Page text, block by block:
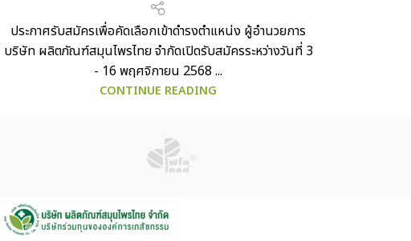
ประกาศรับสมัครเพื่อคัดเลือกเข้าดำรงตำแหน่ง ผู้อำนวยการ
บริษัท ผลิตภัณฑ์สมุนไพรไทย จำกัดเปิดรับสมัครระหว่างวันที่ 3
- 16 พฤศจิกายน 2568 ...
CONTINUE READING